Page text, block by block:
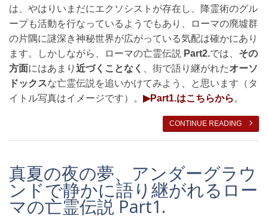
は、やはりいまだにエクソシストが存在し、降霊術のグル
ープも活動を行なっているようでもあり、ローマの廃墟群
の片隅に謎深き神秘世界が広がっている気配は確かにあり
ます。しかしながら、ローマの亡霊伝説 Part2.では、 その
方面にはあまり 近づくことなく 、街で語り継がれたオーソ
ドックスな亡霊伝説を追いかけてみよう、と思います（タ
イトル写真はイメージです）。 ▶︎Part1.はこちらから 。
CONTINUE READING
真夏の夜の夢、アンダーグラウ
ンドで静かに語り継がれるロー
マの亡霊伝説 Part1.